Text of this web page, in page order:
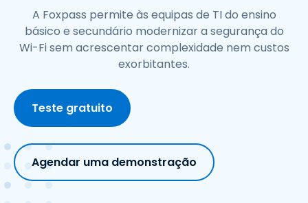
A Foxpass permite às equipas de TI do ensino
básico e secundário modernizar a segurança do
Wi-Fi sem acrescentar complexidade nem custos
exorbitantes.
Teste gratuito
Agendar uma demonstração